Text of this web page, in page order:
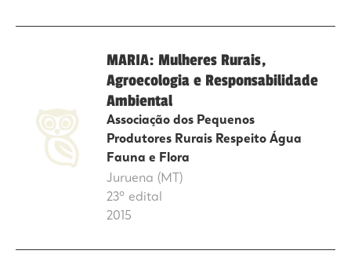
MARIA: Mulheres Rurais,
Agroecologia e Responsabilidade
Ambiental
Associação dos Pequenos
Produtores Rurais Respeito Água
Fauna e Flora
Juruena (MT)
23º edital
2015